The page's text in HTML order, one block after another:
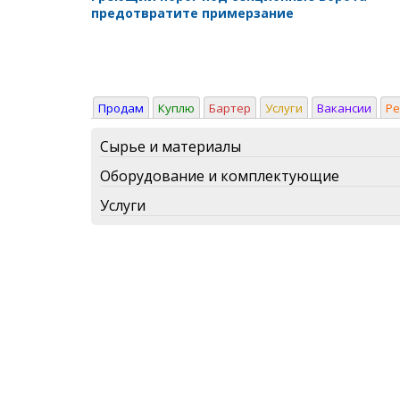
предотвратите примерзание
Продам Куплю Бартер Услуги Вакансии
Сырье и материалы
Оборудование и комплектующие
Услуги